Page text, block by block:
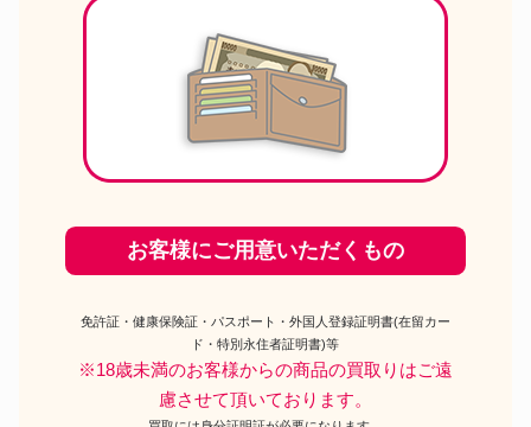
お客様にご用意いただくもの
免許証・健康保険証・パスポート・外国人登録証明書(在留カー
ド・特別永住者証明書)等
※18歳未満のお客様からの商品の買取りはご遠
慮させて頂いております。